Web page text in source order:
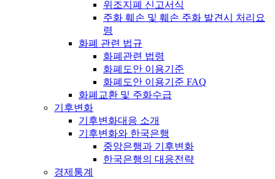
위조지폐 신고서식
주화 훼손 및 훼손 주화 발견시 처리요
령
화폐 관련 법규
화폐관련 법령
화폐도안 이용기준
화폐도안 이용기준 FAQ
화폐교환 및 주화수급
기후변화
기후변화대응 소개
기후변화와 한국은행
중앙은행과 기후변화
한국은행의 대응전략
경제통계